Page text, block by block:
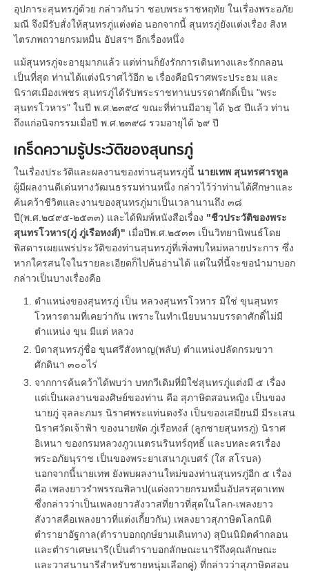
อุปการะสุนทรภู่ด้วย กล่าวกันว่า ชอบพระราชหฤทัย ในเรื่องพระอภัย
มณี จึงมีรับสั่งให้สุนทรภู่แต่งต่อ นอกจากนี้ สุนทรภู่ยังแต่งเรื่อง สิงห
ไตรภพถวายกรมหมื่น อัปสรฯ อีกเรื่องหนึ่ง
แม้สุนทรภู่จะอายุมากแล้ว แต่ท่านก็ยังรักการเดินทางและรักกลอน
เป็นที่สุด ท่านได้แต่งนิราศไว้อีก ๒ เรื่องคือนิราศพระประธม และ
นิราศเมืองเพชร สุนทรภู่ได้รับพระราชทานบรรดาศักดิ์เป็น "พระ
สุนทรโวหาร" ในปี พ.ศ.๒๓๙๔ ขณะที่ท่านมีอายุ ได้ ๖๕ ปีแล้ว ท่าน
ถึงแก่อนิจกรรมเมื่อปี พ.ศ.๒๓๙๘ รวมอายุได้ ๖๙ ปี
เกร็ดความรู้ประวัติของสุนทรภู่
ในเรื่องประวัติและผลงานของท่านสุนทรภู่นี้ นายเทพ สุนทรศารทูล
ผู้มีผลงานดีเด่นทางวัฒนธรรมท่านหนึ่ง กล่าวไว้ว่าท่านได้ศึกษาและ
ค้นคว้าชีวิตและงานของสุนทรภู่มาเป็นเวลานานถึง ๓๘
ปี(พ.ศ.๒๔๙๕-๒๕๓๓) และได้พิมพ์หนังสือเรื่อง "ชีวประวัติของพระ
สุนทรโวหาร(ภู่ ภู่เรือหงส์)" เมื่อปีพ.ศ.๒๕๓๓ เป็นวิทยานิพนธ์โดย
พิสดารเผยแพร่ประวัติของท่านสุนทรภู่ที่เพิ่งพบใหม่หลายประการ ซึ่ง
หากใครสนใจในรายละเอียดก็ไปค้นอ่านได้ แต่ในที่นี้จะขอนำมาบอก
กล่าวเป็นบางเรื่องคือ
ตำแหน่งของสุนทรภู่ เป็น หลวงสุนทรโวหาร มิใช่ ขุนสุนทร
โวหารตามที่เคยว่ากัน เพราะในทำเนียบนามบรรดาศักดิ์ไม่มี
ตำแหน่ง ขุน มีแต่ หลวง
บิดาสุนทรภู่ชื่อ ขุนศรีสังหาญ(พลับ) ตำแหน่งปลัดกรมขวา
ศักดินา ๓๐๐ไร่
จากการค้นคว้าได้พบว่า บทกวีเดิมที่มิใช่สุนทรภู่แต่งมี ๕ เรื่อง
แต่เป็นผลงานของศิษย์ของท่าน คือ สุภาษิตสอนหญิง เป็นของ
นายภู่ จุลละภมร นิราศพระแท่นดงรัง เป็นของเสมียนมี มีระเสน
นิราศวัดเจ้าฟ้า ของนายพัด ภู่เรือหงส์ (ลูกชายสุนทรภู่) นิราศ
อิเหนา ของกรมหลวงภูวเนตรนรินทร์ฤทธิ์ และบทละครเรื่อง
พระอภัยนุราช เป็นของพระยาเสนาภูเบศร์ (ใส สโรบล)
นอกจากนี้นายเทพ ยังพบผลงานใหม่ของท่านสุนทรภู่อีก ๕ เรื่อง
คือ เพลงยาวรำพรรณพิลาป(แต่งถวายกรมหมื่นอัปสรสุดาเทพ
ซึ่งกล่าวว่าเป็นเพลงยาวสังวาสที่ยาวที่สุดในโลก-เพลงยาว
สังวาสคือเพลงยาวที่แต่งเกี้ยวกัน) เพลงยาวสุภาษิตโลกนิติ
ตำรายาอัฐกาล(ตำราบอกฤกษ์ยามเดินทาง) สุบินนิมิตคำกลอน
และตำราเศษนารี(เป็นตำราบอกลักษณะนารีถึงคุณลักษณะ
และวาสนานารีสำหรับชายหนุ่มเลือกคู่) ที่กล่าวว่าสุภาษิตสอน